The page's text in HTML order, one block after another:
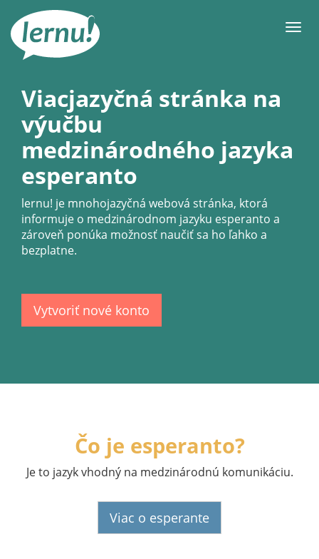
obsah
Viacjazyčná stránka na
výučbu
medzinárodného jazyka
esperanto
lernu! je mnohojazyčná webová stránka, ktorá
informuje o medzinárodnom jazyku esperanto a
zároveň ponúka možnosť naučiť sa ho ľahko a
bezplatne.
Vytvoriť nové konto
Čo je esperanto?
Je to jazyk vhodný na medzinárodnú komunikáciu.
Viac o esperante